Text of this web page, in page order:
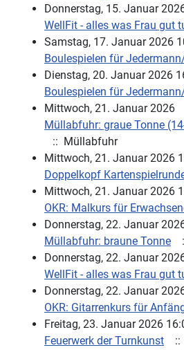
Donnerstag, 15. Januar
WellFit - alles was Frau gut
Samstag, 17. Januar 2026
Boulespielen für
Dienstag, 20. Januar 2026
Boulespielen für
Mittwoch, 21. Januar 2026
Müllabfuhr: graue Tonne
:: Müllabfuhr
Mittwoch, 21. Januar 2026
Doppelkopf
Mittwoch, 21. Januar 2026
OKR: Malkurs für
Donnerstag, 22. Januar
Müllabfuhr: braune Tonne
Donnerstag, 22. Januar
WellFit - alles was Frau gut
Donnerstag, 22. Januar
OKR: Gitarrenkurs für
Freitag, 23. Januar 2026
Feuerwerk der Turnkunst
::